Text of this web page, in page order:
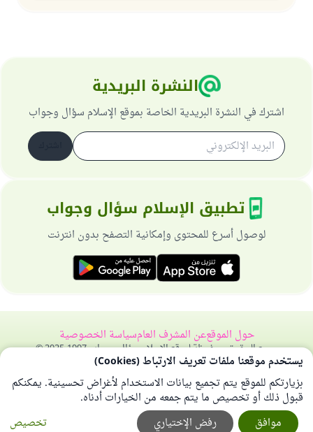
النشرة البريدية
اشترك في النشرة البريدية الخاصة بموقع الإسلام سؤال وجواب
تطبيق الإسلام سؤال وجواب
لوصول أسرع للمحتوى وإمكانية التصفح بدون انترنت
حول الموقععن المشرف العامسياسة الخصوصية
جميع الحقوق محفوظة لموقع الإسلام سؤال وجواب 1997-2025 ©
يستخدم موقعنا ملفات تعريف الارتباط (Cookies)
بزيارتكم للموقع يتم تجميع بيانات الاستخدام لأغراض تحسينية. يمكنكم
قبول ذلك أو تخصيص ما يتم جمعه من الخيارات أدناه.
تخصيص
رفض الإختياري موافق